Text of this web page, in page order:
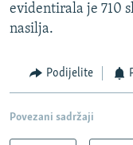
evidentirala je 710
nasilja.
Podijelite
Povezani sadržaji